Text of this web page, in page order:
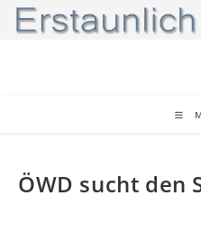
Zum
Inhalt
ÖWD sucht den